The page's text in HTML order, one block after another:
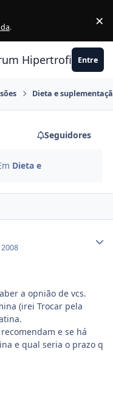
. ×
Hipertrofia.org
Entre
Dieta e
Seguidores
Dieta e
a opnião de vcs.
(irei Trocar pela
e se há
e qual seria o prazo q